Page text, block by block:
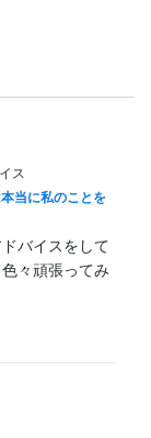
ス
当に私のことを
バイスをして
々頑張ってみ